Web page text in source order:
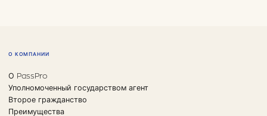
О КОМПАНИИ
О PassPro
Уполномоченный государством агент
Второе гражданство
Преимущества